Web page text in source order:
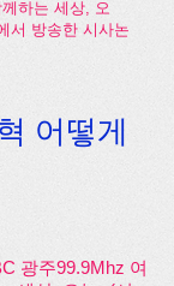
하는 세상, 오
서 방송한 시사논
어떻게
광주99.9Mhz 여